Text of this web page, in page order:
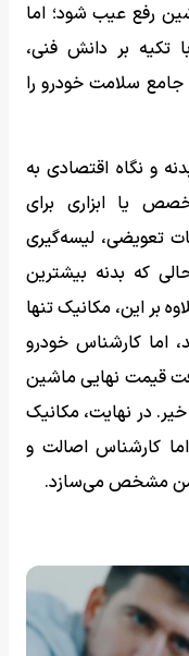
رفع عیب شود؛ اما
تکیه بر دانش فنی،
جامع سلامت خودرو را
و نگاه اقتصادی به
یا ابزاری برای
تعویضی، لیسه‌گیری
که بدنه بیشترین
بر این، مکانیک تنها
اما کارشناس خودرو
قیمت نهایی ماشین
در نهایت، مکانیک
کارشناس اصالت و
امن مشخص می‌سازد.